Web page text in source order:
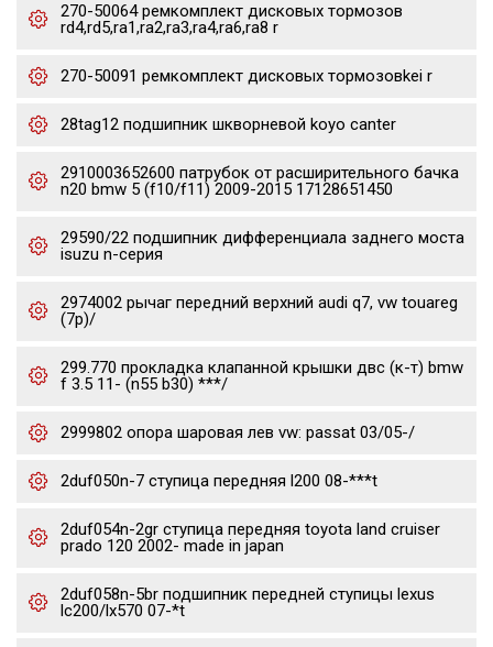
270-50064 ремкомплект дисковых тормозов
rd4,rd5,ra1,ra2,ra3,ra4,ra6,ra8 r
270-50091 ремкомплект дисковых тормозовkei r
28tag12 подшипник шкворневой koyo canter
2910003652600 патрубок от расширительного бачка
n20 bmw 5 (f10/f11) 2009-2015 17128651450
29590/22 подшипник дифференциала заднего моста
isuzu n-серия
2974002 рычаг передний верхний audi q7, vw touareg
(7p)/
299.770 прокладка клапанной крышки двс (к-т) bmw
f 3.5 11- (n55 b30) ***/
2999802 опора шаровая лев vw: passat 03/05-/
2duf050n-7 ступица передняя l200 08-***t
2duf054n-2gr ступица передняя toyota land cruiser
prado 120 2002- made in japan
2duf058n-5br подшипник передней ступицы lexus
lc200/lx570 07-*t